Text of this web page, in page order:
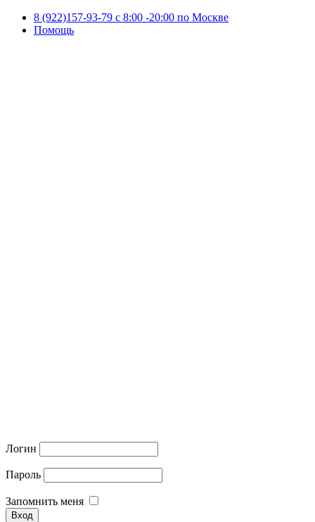
8 (922)157-93-79 c 8:00 -20:00 по Москве
Помощь
Логин
Пароль
Запомнить меня